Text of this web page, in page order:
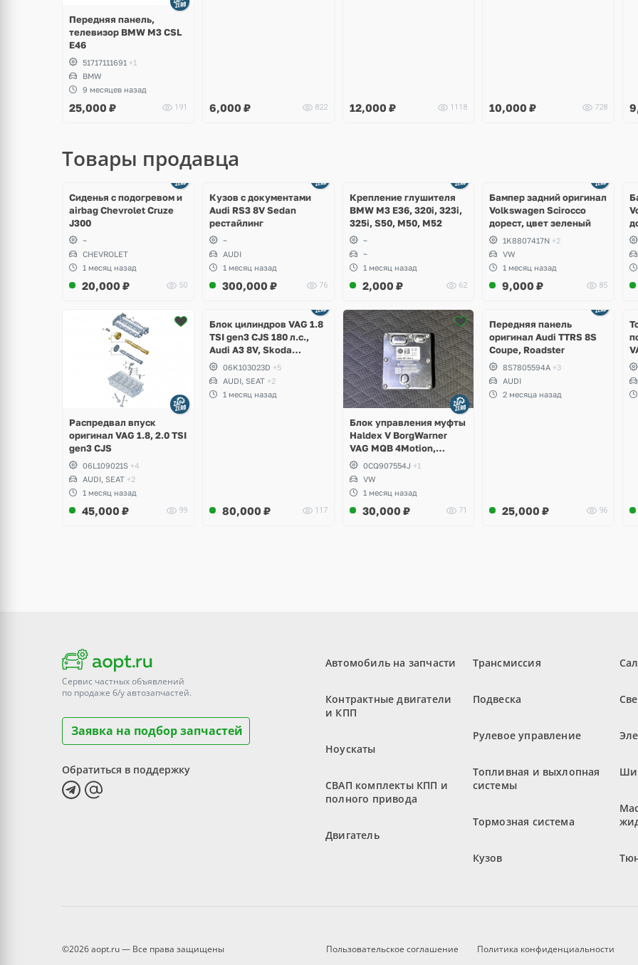
Передняя панель,
телевизор BMW M3 CSL
E46
51717111691 +1
BMW
9 месяцев назад
25,000 ₽ 191 6,000 ₽ 822 12,000 ₽ 1118 10,000 ₽ 728
Товары продавца
Сиденья с подогревом и
airbag Chevrolet Cruze
J300
~
CHEVROLET
1 месяц назад
20,000 ₽ 50
Кузов с документами
Audi RS3 8V Sedan
рестайлинг
~
AUDI
1 месяц назад
300,000 ₽ 76
Крепление глушителя
BMW M3 E36, 320i, 323i,
325i, S50, M50, M52
~
~
1 месяц назад
2,000 ₽ 62
Бампер задний оригинал
Volkswagen Scirocco
дорест, цвет зеленый
1K8807417N +2
VW
1 месяц назад
9,000 ₽ 85
Распредвал впуск
оригинал VAG 1.8, 2.0 TSI
gen3 CJS
06L109021S +4
AUDI, SEAT +2
1 месяц назад
45,000 ₽ 99
2 фото
Блок цилиндров VAG 1.8
TSI gen3 CJS 180 л.с.,
Audi A3 8V, Skoda
Octavia A7, Superb,
Volkswagen Passat B8,
Golf VII Alltrack, Seat
Leon
06K103023D +5
AUDI, SEAT +2
1 месяц назад
80,000 ₽ 117
Блок управления муфты
Haldex V BorgWarner
VAG MQB 4Motion,
Volkswagen Tiguan
0CQ907554J +1
VW
1 месяц назад
30,000 ₽ 71
2 фото
Передняя панель
оригинал Audi TTRS 8S
Coupe, Roadster
8S7805594A +3
AUDI
2 месяца назад
25,000 ₽ 96
Сервис частных объявлений
по продаже б/уавтозапчастей.
Заявка на подбор запчастей
Обратиться в поддержку
Автомобиль на запчасти
Контрактные двигатели
и КПП
Ноускаты
СВАП комплекты КПП и
полного привода
Двигатель
Трансмиссия
Подвеска
Рулевое управление
Топливная и выхлопная
системы
Тормозная система
Кузов
©2026 aopt.ru — Все права защищены Пользовательское соглашение Политика конфиденциальности